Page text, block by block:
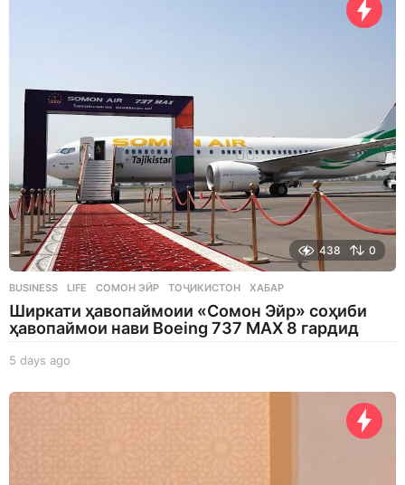
438 0
BUSINESS ,LIFE СОМОН ЭЙР ,ТОҶИКИСТОН ,ХАБАР
Ширкати ҳавопаймоии «Сомон Эйр» соҳиби
ҳавопаймои нави Boeing 737 MAX 8 гардид
5 days ago
a